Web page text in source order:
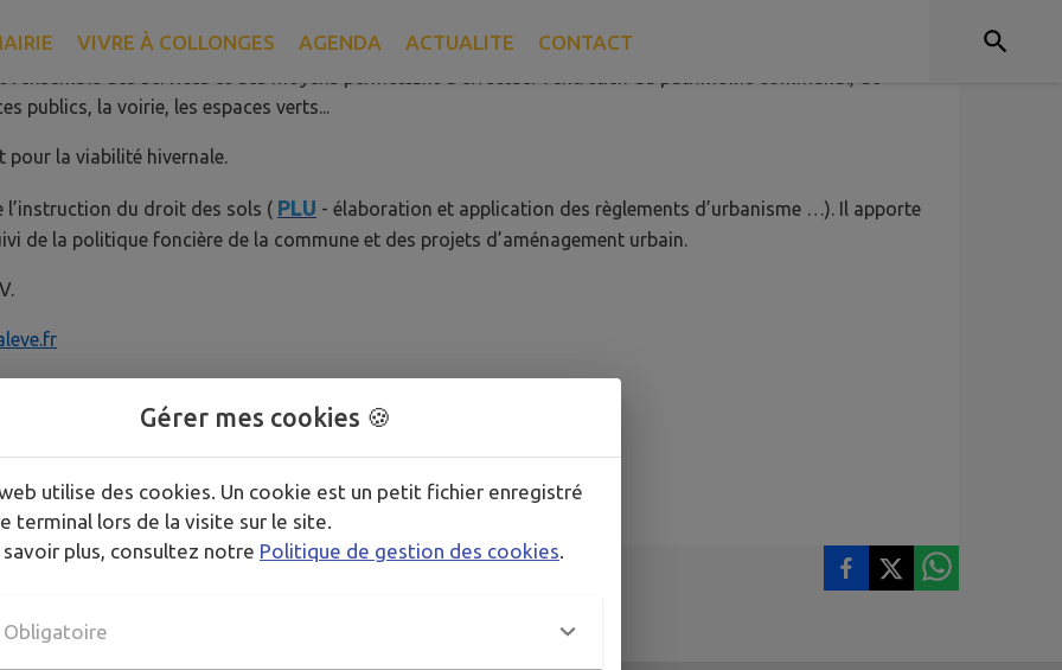
VIVRE À COLLONGES AGENDA ACTUALITE CONTACT
Urbanisme.
publics, la voirie, les espaces verts...
pour la viabilité hivernale.
l’instruction du droit des sols ( PLU - élaboration et application des règlements d’urbanisme …). Il apporte
de la politique foncière de la commune et des projets d’aménagement urbain.
Gérer mes cookies 🍪
utilise des cookies. Un cookie est un petit fichier enregistré
terminal lors de la visite sur le site.
savoir plus, consultez notre Politique de gestion des cookies
Obligatoire